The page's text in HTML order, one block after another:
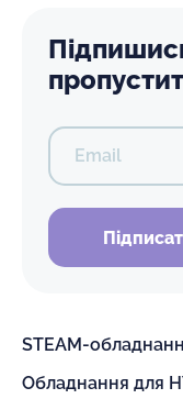
Email
STEAM-
Обладнання для